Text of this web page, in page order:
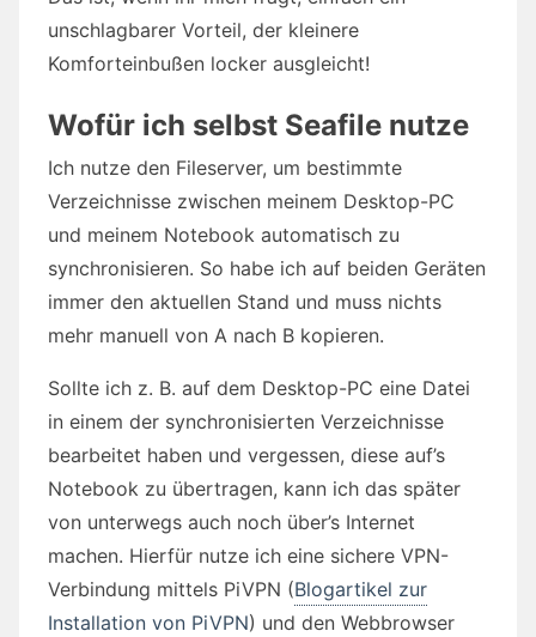
unschlagbarer Vorteil, der kleinere
Komforteinbußen locker ausgleicht!
Wofür ich selbst Seafile nutze
Ich nutze den Fileserver, um bestimmte
Verzeichnisse zwischen meinem Desktop-PC
und meinem Notebook automatisch zu
synchronisieren. So habe ich auf beiden Geräten
immer den aktuellen Stand und muss nichts
mehr manuell von A nach B kopieren.
Sollte ich z. B. auf dem Desktop-PC eine Datei
in einem der synchronisierten Verzeichnisse
bearbeitet haben und vergessen, diese auf’s
Notebook zu übertragen, kann ich das später
von unterwegs auch noch über’s Internet
machen. Hierfür nutze ich eine sichere VPN-
Verbindung mittels PiVPN (Blogartikel zur
Installation von PiVPN) und den Webbrowser